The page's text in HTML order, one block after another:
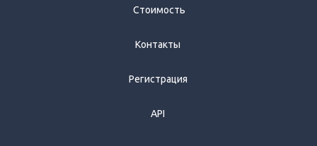
Стоимость
Контакты
Регистрация
API